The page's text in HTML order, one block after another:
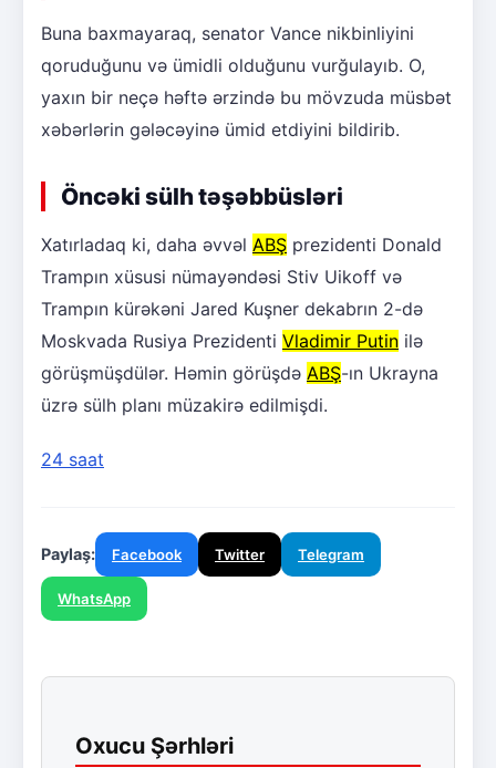
Buna baxmayaraq, senator Vance nikbinliyini
qoruduğunu və ümidli olduğunu vurğulayıb. O,
yaxın bir neçə həftə ərzində bu mövzuda müsbət
xəbərlərin gələcəyinə ümid etdiyini bildirib.
Öncəki sülh təşəbbüsləri
Xatırladaq ki, daha əvvəl ABŞ prezidenti Donald
Trampın xüsusi nümayəndəsi Stiv Uikoff və
Trampın kürəkəni Jared Kuşner dekabrın 2-də
Moskvada Rusiya Prezidenti Vladimir Putin ilə
görüşmüşdülər. Həmin görüşdə ABŞ-ın Ukrayna
üzrə sülh planı müzakirə edilmişdi.
24 saat
Paylaş: Facebook Twitter Telegram
WhatsApp
Oxucu Şərhləri